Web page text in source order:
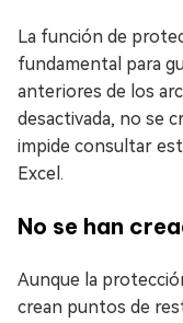
La función de
fundamental para
anteriores de los
desactivada, no se
impide consultar
Excel.
No se han
Aunque la
crean puntos de